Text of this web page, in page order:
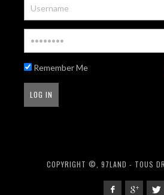
Remember Me
COPYRIGHT ©, 97LAND - TOUS